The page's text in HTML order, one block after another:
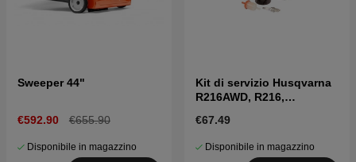
Sweeper 44"
€592.90 €655.90
Disponibile in magazzino
Kit di servizio Husqvarna
R216AWD, R216,
FR2216MA4X4, R115C,
FR2315MA, TC 138, TS
142, TS 142L
€67.49
Disponibile in magazzino